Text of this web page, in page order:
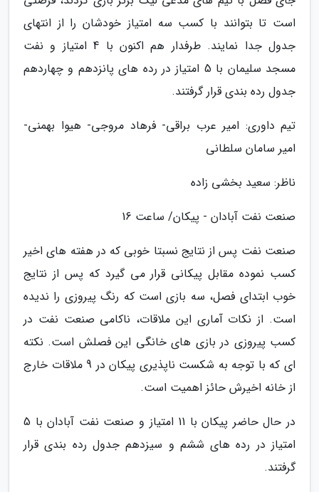
است تا بتوانند با کسب سه امتیاز خودشان را از انتهای
جدول جدا نمایند. طرفدار هم اکنون با 4 امتیاز و نفت
مسجد سلیمان با 5 امتیاز در رده های پانزدهم و چهاردهم
جدول رده بندی قرار گرفتند.
تیم داوری: امیر عرب براقی- فرهاد مروجی- هیوا بهمنی-
امیر سامان سلطانی
ناظر: سعید بخشی زاده
صنعت نفت آبادان - پیکان/ ساعت 16
صنعت نفت پس از نتایج نسبتا خوبی که در هفته های اخیر
کسب نموده مقابل پیکانی قرار می گیرد که پس از نتایج
خوب ابتدای فصل، سه بازی است که رنگ پیروزی را ندیده
است. از نکات آماری این ملاقات، ناکامی صنعت نفت در
کسب پیروزی در بازی های خانگی این فصلش است. نکته
ای که با توجه به شکست ناپذیری پیکان در 9 ملاقات خارج
از خانه اخیرش حائز اهمیت است.
در حال حاضر پیکان با 11 امتیاز و صنعت نفت آبادان با 5
امتیاز در رده های ششم و سیزدهم جدول رده بندی قرار
گرفتند.